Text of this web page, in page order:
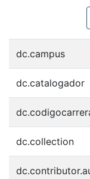
dc.campus
dc.catalogador
dc.collection